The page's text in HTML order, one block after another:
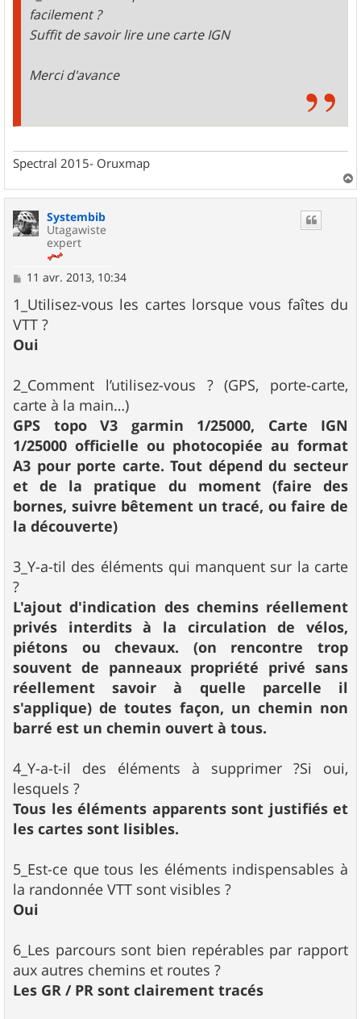
facilement ?
Suffit de savoir lire une carte IGN
Merci d'avance
Spectral 2015- Oruxmap
a
Systembib
Utagawiste
expert
M
s
a
g
e
11 avr. 2013, 10:34
1_Utilisez-vous les cartes lorsque vous faîtes du
VTT ?
Oui
2_Comment l’utilisez-vous ? (GPS, porte-carte,
carte à la main…)
GPS topo V3 garmin 1/25000, Carte IGN
1/25000 officielle ou photocopiée au format
A3 pour porte carte. Tout dépend du secteur
et de la pratique du moment (faire des
bornes, suivre bêtement un tracé, ou faire de
la découverte)
3_Y-a-til des éléments qui manquent sur la carte
?
L'ajout d'indication des chemins réellement
privés interdits à la circulation de vélos,
piétons ou chevaux. (on rencontre trop
souvent de panneaux propriété privé sans
réellement savoir à quelle parcelle il
s'applique) de toutes façon, un chemin non
barré est un chemin ouvert à tous.
4_Y-a-t-il des éléments à supprimer ?Si oui,
lesquels ?
Tous les éléments apparents sont justifiés et
les cartes sont lisibles.
5_Est-ce que tous les éléments indispensables à
la randonnée VTT sont visibles ?
Oui
6_Les parcours sont bien repérables par rapport
aux autres chemins et routes ?
Les GR / PR sont clairement tracés